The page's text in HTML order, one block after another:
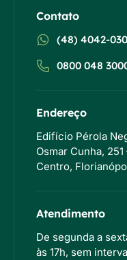
Contato
(48) 4042-
0800 048
Endereço
Edifício Pérola
Osmar Cunha, 251
Centro,
Atendimento
De segunda a
às 17h, sem